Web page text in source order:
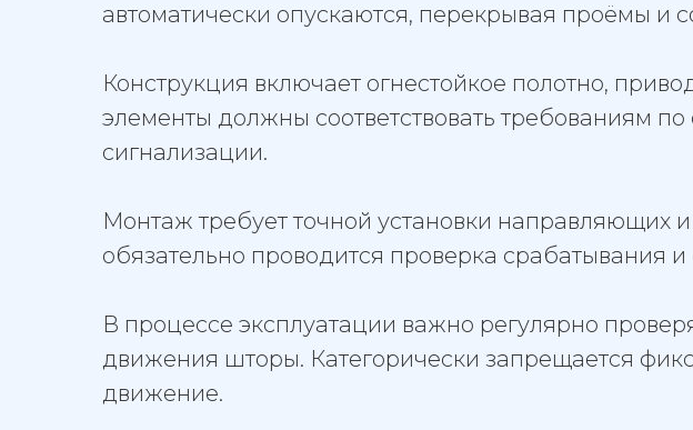
автоматически опускаются, перекрывая проёмы и
Конструкция включает огнестойкое полотно,
элементы должны соответствовать требованиям
сигнализации.
Монтаж требует точной установки направляющих
обязательно проводится проверка срабатывания
В процессе эксплуатации важно регулярно
движения шторы. Категорически запрещается
движение.